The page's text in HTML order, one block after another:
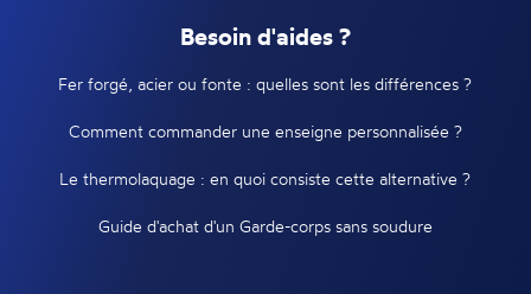
Besoin d'aides ?
Fer forgé, acier ou fonte : quelles sont les différences ?
Comment commander une enseigne personnalisée ?
Le thermolaquage : en quoi consiste cette alternative ?
Guide d'achat d'un Garde-corps sans soudure